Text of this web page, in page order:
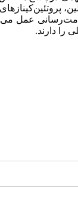
عمل
را دارند.